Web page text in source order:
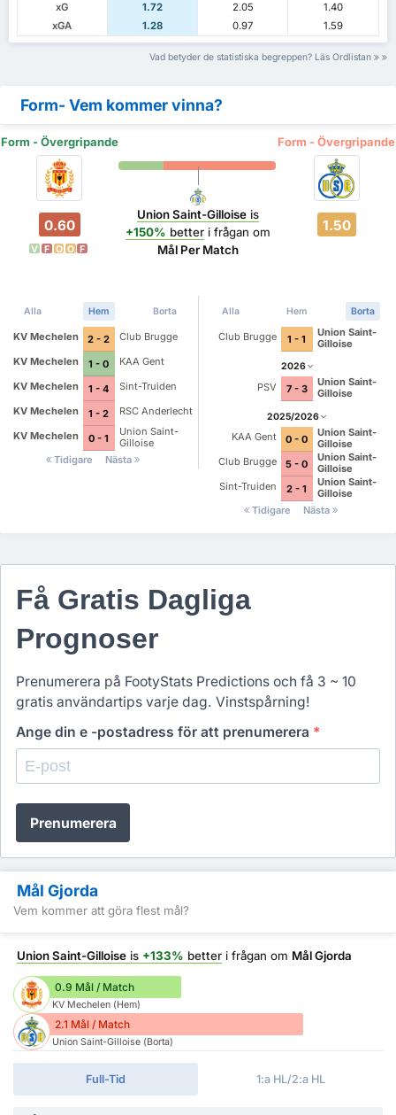
xG
1.72 2.05
1.40
xGA
1.28 0.97 1.59
Vad betyder de statistiska begreppen? Läs Ordlistan
Form- Vem kommer vinna?
Form - Övergripande Form - Övergripande
0.60
V F O O F
Union Saint-Gilloiseis
+150% betteri frågan om
Mål Per Match
1.50
Alla Hem Borta
KV Mechelen 2 - 2
Club Brugge
KV Mechelen
1 - 0
KAA Gent
KV Mechelen
1 - 4
Sint-Truiden
KV Mechelen
1 - 2
RSC Anderlecht
KV Mechelen
0 - 1
Union Saint-
Gilloise
Tidigare
Nästa
Alla Hem Borta
Club Brugge 1 - 1
Union Saint-
Gilloise
2026
PSV 7 - 3
Union Saint-
Gilloise
2025/2026
KAA Gent 0 - 0
Union Saint-
Gilloise
Club Brugge
5 - 0
Union Saint-
Gilloise
Sint-Truiden
2 - 1
Union Saint-
Gilloise
Tidigare
Nästa
Få Gratis Dagliga
Prognoser
Prenumerera på FootyStats Predictions och få 3 ~ 10
gratis användartips varje dag. Vinstspårning!
Ange din e -postadress för att prenumerera *
Prenumerera
Mål Gjorda
Vem kommer att göra flest mål?
Union Saint-Gilloise is +133% better i frågan om Mål Gjorda
0.9 Mål / Match
KV Mechelen (Hem)
2.1 Mål / Match
Union Saint-Gilloise (Borta)
Full-Tid 1:a HL/2:a HL